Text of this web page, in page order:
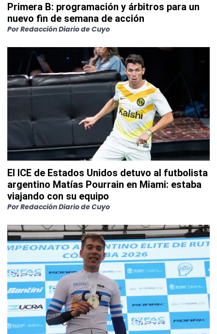
Primera B: programación y árbitros para un
nuevo fin de semana de acción
PorRedacción Diario de Cuyo
El ICE de Estados Unidos detuvo al futbolista
argentino Matías Pourrain en Miami: estaba
viajando con su equipo
PorRedacción Diario de Cuyo